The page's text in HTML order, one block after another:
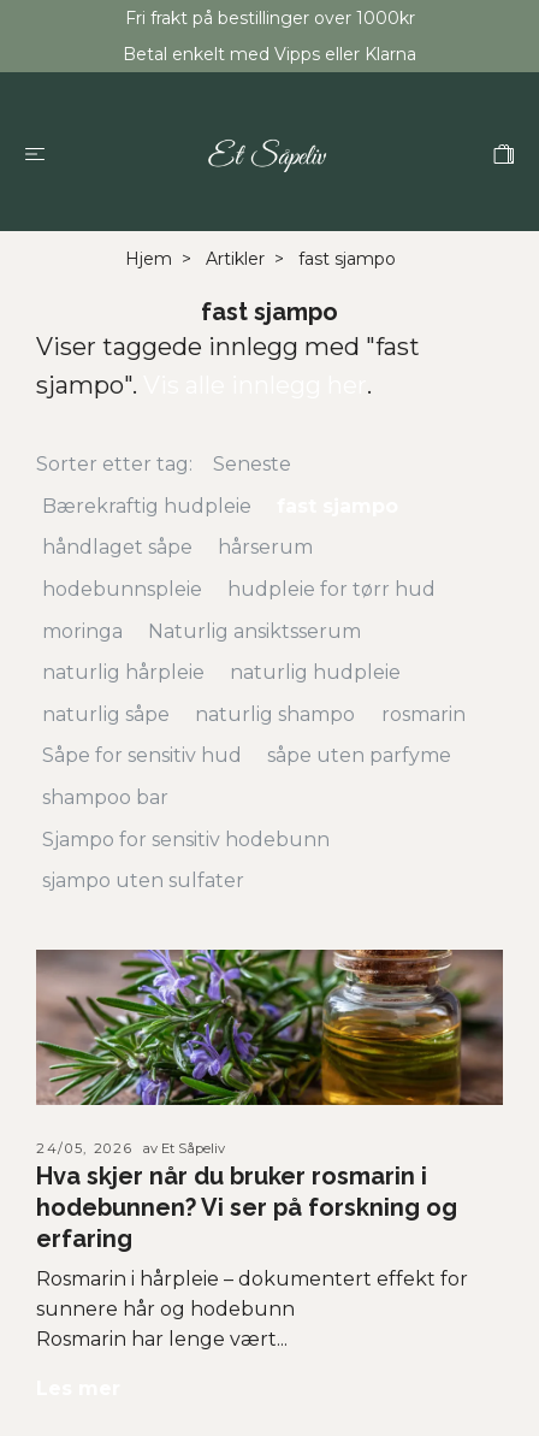
Fri frakt på bestillinger over 1000kr
Betal enkelt med Vipps eller Klarna
Hjem Artikler fast sjampo
fast sjampo
Viser taggede innlegg med "fast
sjampo".
.
Sorter etter tag:
Seneste
Bærekraftig hudpleie
håndlaget såpe
hårserum
hodebunnspleie
hudpleie for tørr hud
moringa
Naturlig ansiktsserum
naturlig hårpleie
naturlig hudpleie
naturlig såpe
naturlig shampo
rosmarin
Såpe for sensitiv hud
såpe uten parfyme
shampoo bar
Sjampo for sensitiv hodebunn
sjampo uten sulfater
24/05, 2026 av Et Såpeliv
Hva skjer når du bruker rosmarin i
hodebunnen? Vi ser på forskning og
erfaring
Rosmarin i hårpleie – dokumentert effekt for
sunnere hår og hodebunn
Rosmarin har lenge vært...